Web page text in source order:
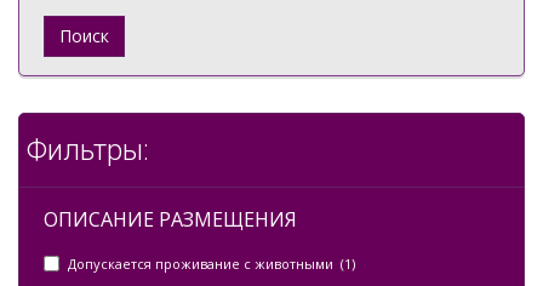
Поиск
Фильтры:
ОПИСАНИЕ РАЗМЕЩЕНИЯ
Допускается проживание с животными (1)